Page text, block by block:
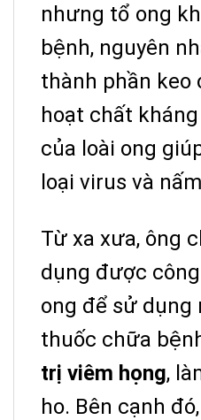
nhưng tổ ong
bệnh, nguyên
thành phần keo
hoạt chất
của loài ong
loại virus và
Từ xa xưa, ông
dụng được
ong để sử dụng
thuốc chữa
trị viêm họng,
ho. Bên cạnh